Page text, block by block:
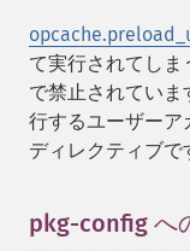
て実行されてし
で禁止されてい
行するユーザーア
ディレクティブで
pkg-config へ